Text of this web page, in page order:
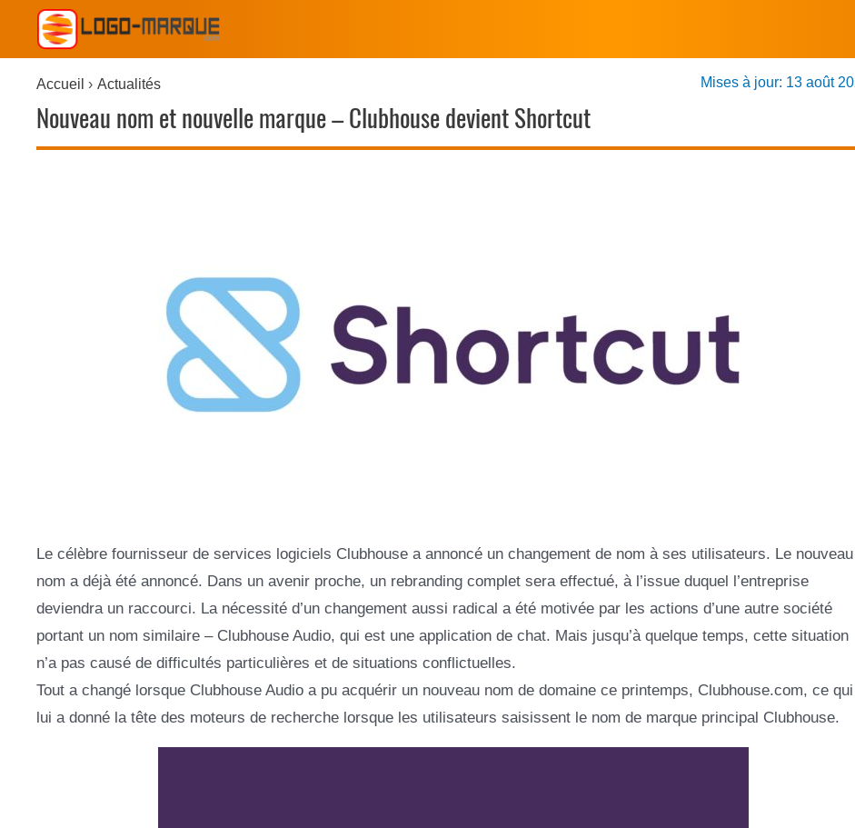
Accueil Actualités
Nouveau nom et nouvelle marque – Clubhouse devient Shortcut
Mises à jour: 13 août
Le célèbre fournisseur de services logiciels Clubhouse a annoncé un changement de nom à ses utilisateurs. Le nouveau
nom a déjà été annoncé. Dans un avenir proche, un rebranding complet sera effectué, à l’issue duquel l’entreprise
deviendra un raccourci. La nécessité d’un changement aussi radical a été motivée par les actions d’une autre société
portant un nom similaire – Clubhouse Audio, qui est une application de chat. Mais jusqu’à quelque temps, cette situation
n’a pas causé de difficultés particulières et de situations conflictuelles.
Tout a changé lorsque Clubhouse Audio a pu acquérir un nouveau nom de domaine ce printemps, Clubhouse.com, ce qui
lui a donné la tête des moteurs de recherche lorsque les utilisateurs saisissent le nom de marque principal Clubhouse.